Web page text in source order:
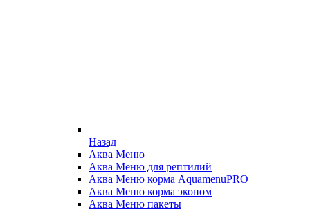
Назад
Аква Меню
Аква Меню для рептилий
Аква Меню корма AquamenuPRO
Аква Меню корма эконом
Аква Меню пакеты